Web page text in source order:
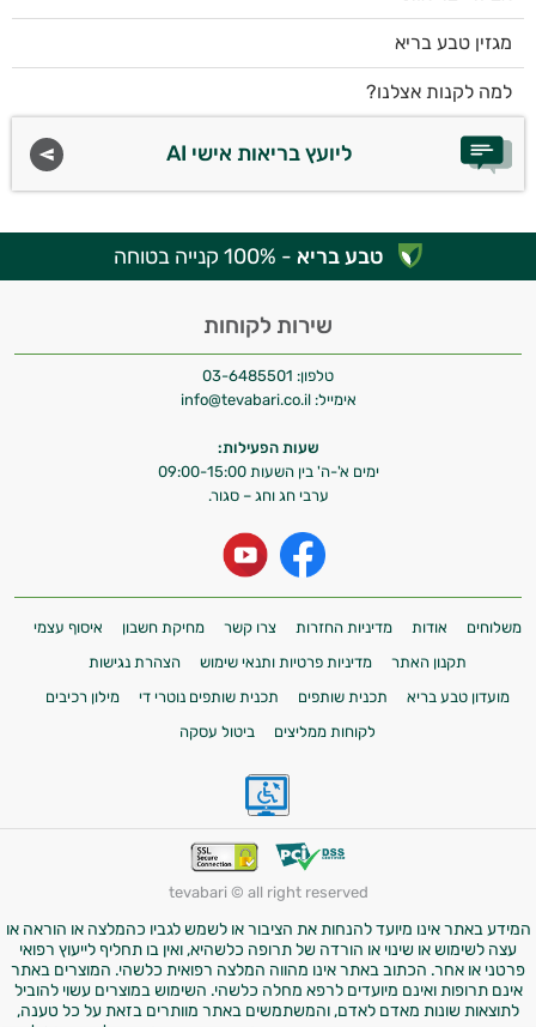
מגזין טבע בריא
למה לקנות אצלנו?
ליועץ בריאות אישי AI
טבע בריא - 100% קנייה בטוחה
שירות לקוחות
טלפון: 03-6485501
אימייל: info@tevabari.co.il
שעות הפעילות:
ימים א'-ה' בין השעות 09:00-15:00
ערבי חג וחג – סגור.
משלוחים אודות מדיניות החזרות צרו קשר מחיקת חשבון
איסוף עצמי
תקנון האתר
מדיניות פרטיות ותנאי שימוש
הצהרת נגישות
מועדון טבע בריא
תכנית שותפים תכנית שותפים נוטרי די
מילון רכיבים
לקוחות ממליצים
ביטול עסקה
tevabari © all right reserved
המידע באתר אינו מיועד להנחות את הציבור או לשמש לגביו כהמלצה או הוראה או
עצה לשימוש או שינוי או הורדה של תרופה כלשהיא, ואין בו תחליף לייעוץ רפואי
פרטני או אחר. הכתוב באתר אינו מהווה המלצה רפואית כלשהי. המוצרים באתר
אינם תרופות ואינם מיועדים לרפא מחלה כלשהי. השימוש במוצרים עשוי להוביל
לתוצאות שונות מאדם לאדם, והמשתמשים באתר מוותרים בזאת על כל טענה,